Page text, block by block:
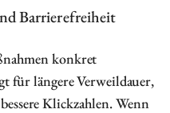
Barrierefreiheit
konkret
für längere Verweildauer,
Klickzahlen. Wenn